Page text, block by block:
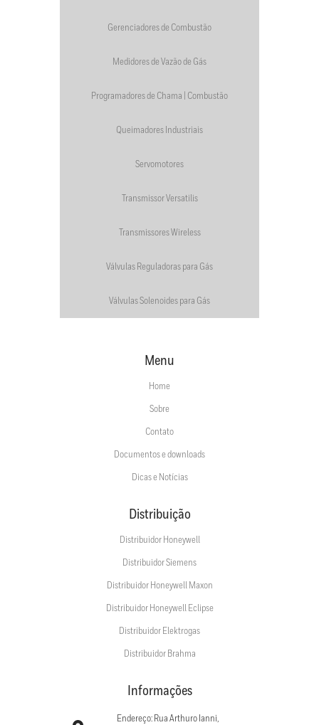
Gerenciadores de Combustão
Medidores de Vazão de Gás
Programadores de Chama | Combustão
Queimadores Industriais
Servomotores
Transmissor Versatilis
Transmissores Wireless
Válvulas Reguladoras para Gás
Válvulas Solenoides para Gás
Menu
Home
Sobre
Contato
Documentos e downloads
Dicas e Notícias
Distribuição
Distribuidor Honeywell
Distribuidor Siemens
Distribuidor Honeywell Maxon
Distribuidor Honeywell Eclipse
Distribuidor Elektrogas
Distribuidor Brahma
Informações
Endereço: Rua Arthuro Ianni,